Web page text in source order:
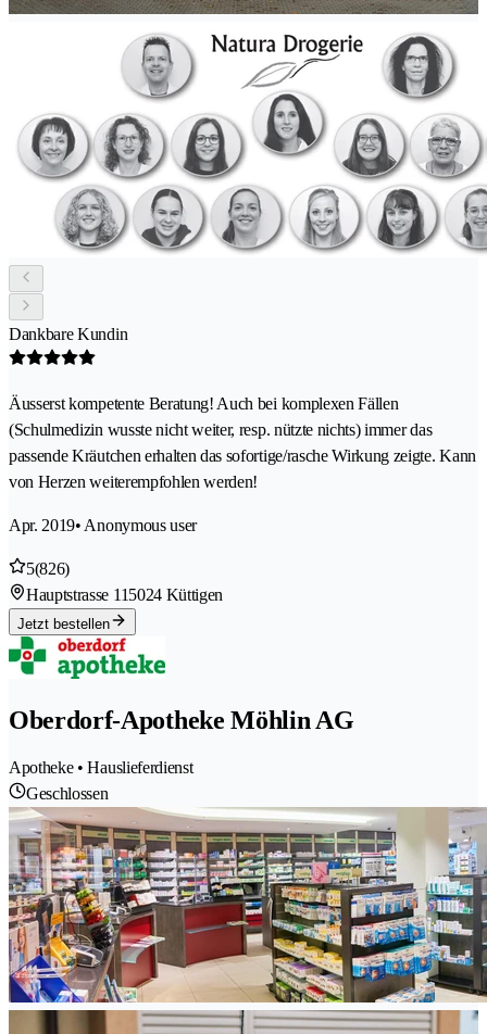
Dankbare Kundin
Äusserst kompetente Beratung! Auch bei komplexen Fällen
(Schulmedizin wusste nicht weiter, resp. nützte nichts) immer das
passende Kräutchen erhalten das sofortige/rasche Wirkung zeigte. Kann
von Herzen weiterempfohlen werden!
Apr. 2019• Anonymous user
5(826)
Hauptstrasse 115024 Küttigen
Jetzt bestellen
Oberdorf-Apotheke Möhlin AG
Apotheke • Hauslieferdienst
Geschlossen